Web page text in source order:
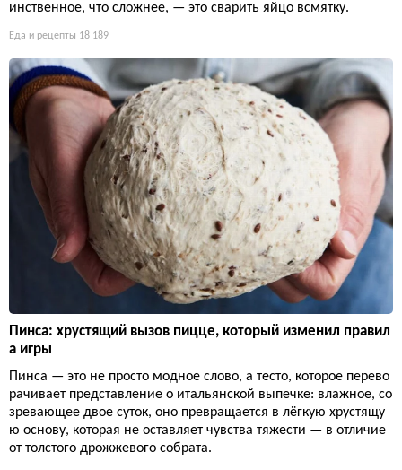
инственное, что сложнее, — это сварить яйцо всмятку.
Еда и рецепты 18 189
Пинса: хрустящий вызов пицце, который изменил правил
а игры
Пинса — это не просто модное слово, а тесто, которое перево
рачивает представление о итальянской выпечке: влажное, со
зревающее двое суток, оно превращается в лёгкую хрустящу
ю основу, которая не оставляет чувства тяжести — в отличие
от толстого дрожжевого собрата.